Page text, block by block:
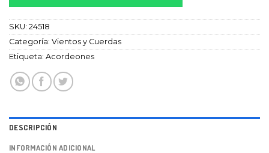
SKU: 24518
Categoría: Vientos y Cuerdas
Etiqueta: Acordeones
DESCRIPCIÓN
INFORMACIÓN ADICIONAL